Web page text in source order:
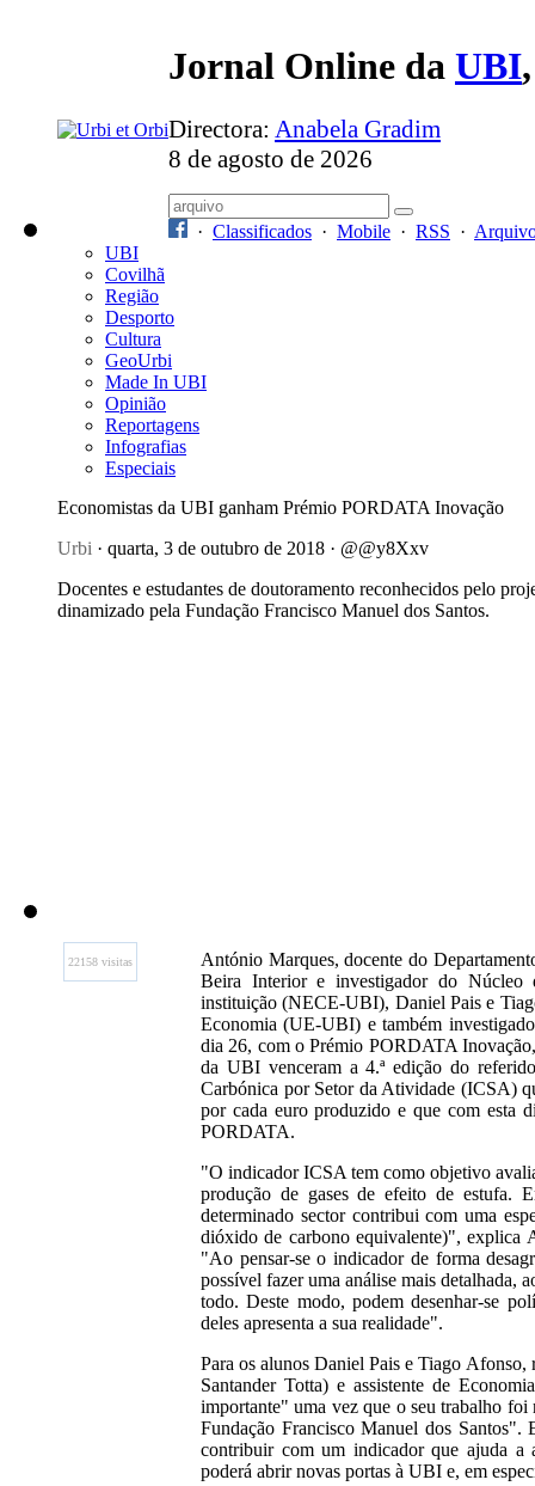
Jornal Online da UBI
Directora: Anabela Gradim
8 de agosto de 2026
· Classificados · Mobile · RSS ·
UBI
Covilhã
Região
Desporto
Cultura
GeoUrbi
Made In UBI
Opinião
Reportagens
Infografias
Especiais
Economistas da UBI ganham Prémio PORDATA Inovação
Urbi · quarta, 3 de outubro de 2018 · @@y8Xxv
Docentes e estudantes de doutoramento reconhecidos pelo
dinamizado pela Fundação Francisco Manuel dos Santos.
22158 visitas
António Marques, docente do
Beira Interior e investigador do Núcleo
instituição (NECE-UBI), Daniel Pais e
Economia (UE-UBI) e também
dia 26, com o Prémio PORDATA
da UBI venceram a 4.ª edição do
Carbónica por Setor da Atividade (ICSA)
por cada euro produzido e que com esta
PORDATA.
"O indicador ICSA tem como objetivo
produção de gases de efeito de estufa.
determinado sector contribui com uma
dióxido de carbono equivalente)", explica
"Ao pensar-se o indicador de forma
possível fazer uma análise mais detalhada,
todo. Deste modo, podem desenhar-se
deles apresenta a sua realidade".
Para os alunos Daniel Pais e Tiago
Santander Totta) e assistente de
importante" uma vez que o seu trabalho
Fundação Francisco Manuel dos Santos".
contribuir com um indicador que ajuda a
poderá abrir novas portas à UBI e, em